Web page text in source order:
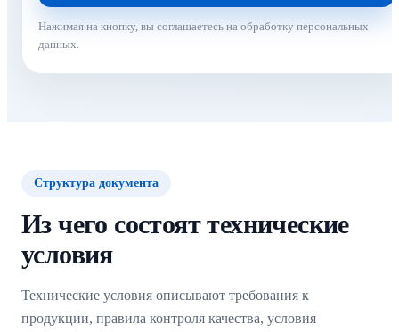
Нажимая на кнопку, вы соглашаетесь на обработку персональных
данных.
Структура документа
Из чего состоят технические
условия
Технические условия описывают требования к
продукции, правила контроля качества, условия